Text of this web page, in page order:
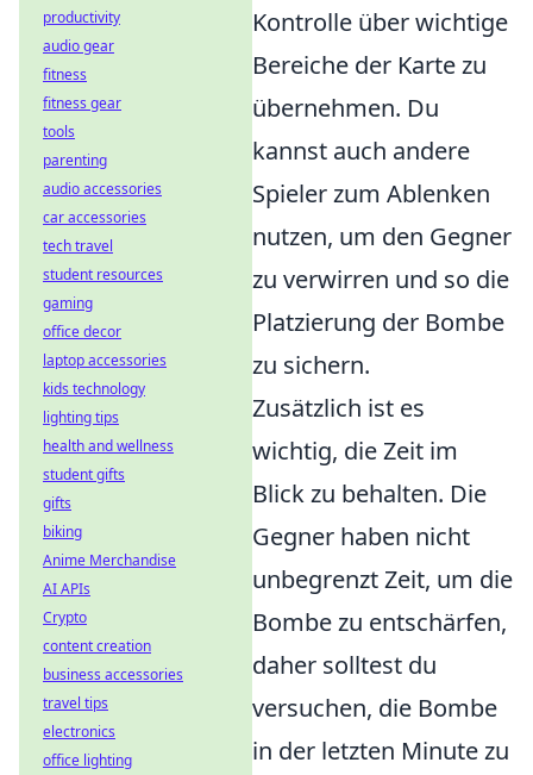
Kontrolle über wichtige
Bereiche der Karte zu
übernehmen. Du
kannst auch andere
Spieler zum Ablenken
nutzen, um den Gegner
zu verwirren und so die
Platzierung der Bombe
zu sichern.
Zusätzlich ist es
wichtig, die Zeit im
Blick zu behalten. Die
Gegner haben nicht
unbegrenzt Zeit, um die
Bombe zu entschärfen,
daher solltest du
versuchen, die Bombe
in der letzten Minute zu
productivity
audio gear
fitness
fitness gear
tools
parenting
audio accessories
car accessories
tech travel
student resources
gaming
office decor
laptop accessories
kids technology
lighting tips
health and wellness
student gifts
gifts
biking
Anime Merchandise
AI APIs
Crypto
content creation
business accessories
travel tips
electronics
office lighting